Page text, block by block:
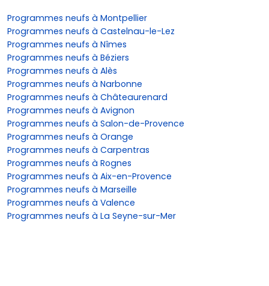
Programmes neufs à Montpellier
Programmes neufs à Castelnau-le-Lez
Programmes neufs à Nîmes
Programmes neufs à Béziers
Programmes neufs à Alès
Programmes neufs à Narbonne
Programmes neufs à Châteaurenard
Programmes neufs à Avignon
Programmes neufs à Salon-de-Provence
Programmes neufs à Orange
Programmes neufs à Carpentras
Programmes neufs à Rognes
Programmes neufs à Aix-en-Provence
Programmes neufs à Marseille
Programmes neufs à Valence
Programmes neufs à La Seyne-sur-Mer